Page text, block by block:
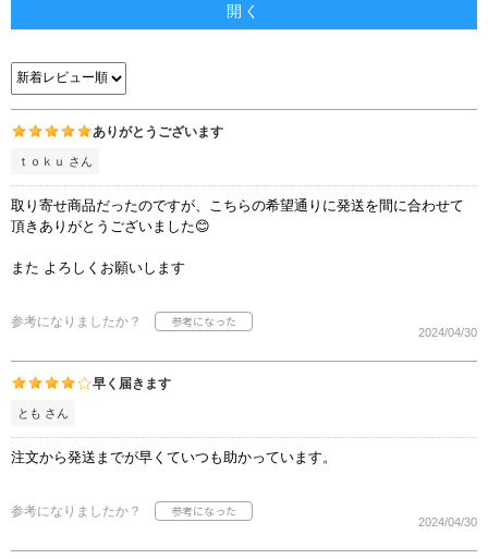
開く
ありがとうございます
ｔｏｋｕ さん
取り寄せ商品だったのですが、こちらの希望通りに発送を間に合わせて
頂きありがとうございました😊
また よろしくお願いします
参考になりましたか？
2024/04/30
早く届きます
とも さん
注文から発送までが早くていつも助かっています。
参考になりましたか？
2024/04/30